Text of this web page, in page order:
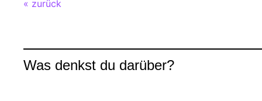
« zurück
Was denkst du darüber?